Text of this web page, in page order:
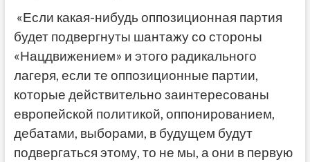
«Если какая-нибудь оппозиционная партия
будет подвергнуты шантажу со стороны
«Нацдвижением» и этого радикального
лагеря, если те оппозиционные партии,
которые действительно заинтересованы
европейской политикой, оппонированием,
дебатами, выборами, в будущем будут
подвергаться этому, то не мы, а они в первую